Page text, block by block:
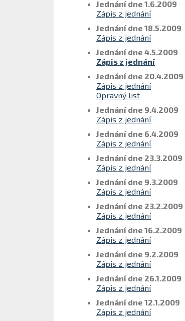
Jednání dne 1.6.2009
Zápis z jednání
Jednání dne 18.5.2009
Zápis z jednání
Jednání dne 4.5.2009
Zápis z jednání
Jednání dne 20.4.2009
Zápis z jednání
Opravný list
Jednání dne 9.4.2009
Zápis z jednání
Jednání dne 6.4.2009
Zápis z jednání
Jednání dne 23.3.2009
Zápis z jednání
Jednání dne 9.3.2009
Zápis z jednání
Jednání dne 23.2.2009
Zápis z jednání
Jednání dne 16.2.2009
Zápis z jednání
Jednání dne 9.2.2009
Zápis z jednání
Jednání dne 26.1.2009
Zápis z jednání
Jednání dne 12.1.2009
Zápis z jednání